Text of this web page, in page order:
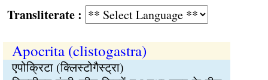
:
Apocrita (clistogastra)
एपोक्रिटा (क्लिस्टोगैस्ट्रा)